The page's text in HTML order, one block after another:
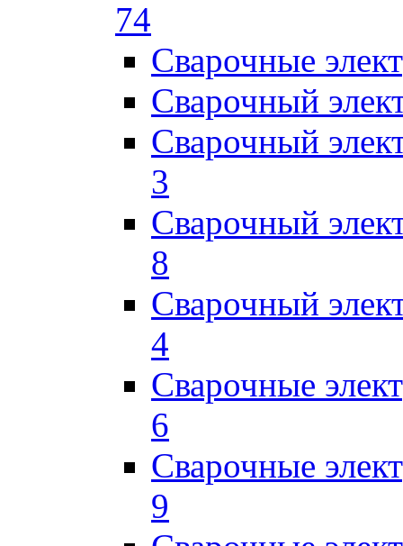
74
Сварочные
Сварочный
Сварочный
3
Сварочный
8
Сварочный
4
Сварочные
6
Сварочные
9